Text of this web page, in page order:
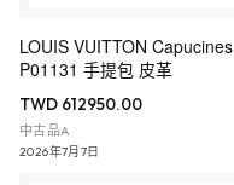
LOUIS VUITTON Capucines
P01131 手提包 皮革
TWD 612950.00
中古品A
2026年7月7日